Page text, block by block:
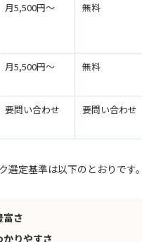
月5,500円～ 無料
月5,500円〜 無料
要問い合わせ 要問い合わせ
選定基準は以下のとおりです。
さ
りやすさ